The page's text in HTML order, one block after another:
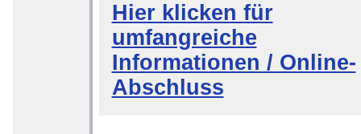
Hier klicken für
umfangreiche
Informationen / Online-
Abschluss